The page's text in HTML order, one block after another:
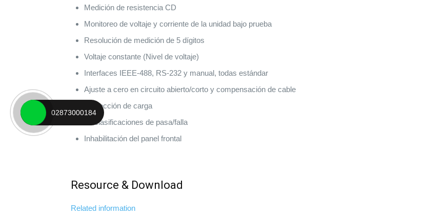
Medición de resistencia CD
Monitoreo de voltaje y corriente de la unidad bajo prueba
Resolución de medición de 5 dígitos
Voltaje constante (Nivel de voltaje)
Interfaces IEEE-488, RS-232 y manual, todas estándar
Ajuste a cero en circuito abierto/corto y compensación de cable
Corrección de carga
14 clasificaciones de pasa/falla
Inhabilitación del panel frontal
Resource & Download
Related information
02873000184